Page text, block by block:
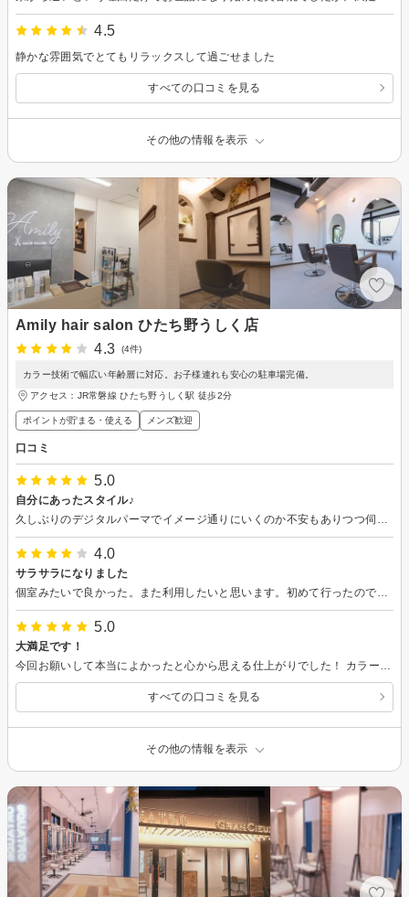
4.5
静かな雰囲気でとてもリラックスして過ごせました
すべての口コミを見る
その他の情報を表示
Amily hair salon ひたち野うしく店
4.3
(4件)
カラー技術で幅広い年齢層に対応。お子様連れも安心の駐車場完備。
アクセス：JR常磐線 ひたち野うしく駅 徒歩2分
ポイントが貯まる・使える メンズ歓迎
口コミ
5.0
自分にあったスタイル♪
4.0
サラサラになりました
5.0
大満足です！
すべての口コミを見る
その他の情報を表示